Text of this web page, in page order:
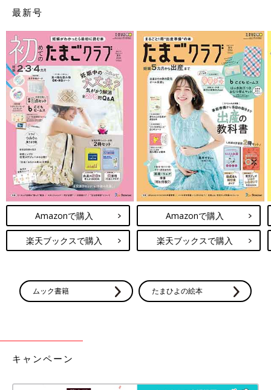
最新号
Amazonで購入
楽天ブックスで購入
Amazonで購入
楽天ブックスで購入
ムック書籍 たまひよの絵本
キャンペーン